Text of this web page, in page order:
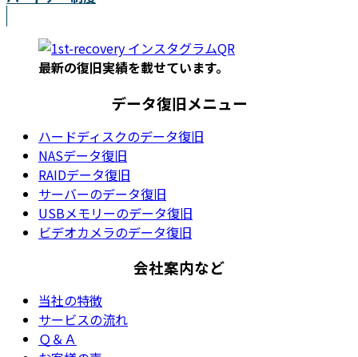
最新の復旧実績を載せています。
データ復旧メニュー
ハードディスクのデータ復旧
NASデータ復旧
RAIDデータ復旧
サーバーのデータ復旧
USBメモリーのデータ復旧
ビデオカメラのデータ復旧
会社案内など
当社の特徴
サービスの流れ
Ｑ＆Ａ